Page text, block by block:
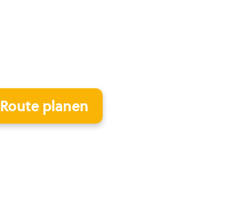
Route planen